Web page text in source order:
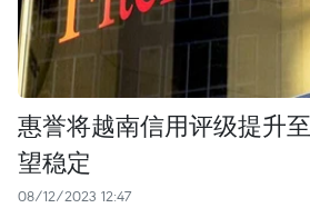
惠誉将越南信用评级提升
望稳定
08/12/2023 12:47